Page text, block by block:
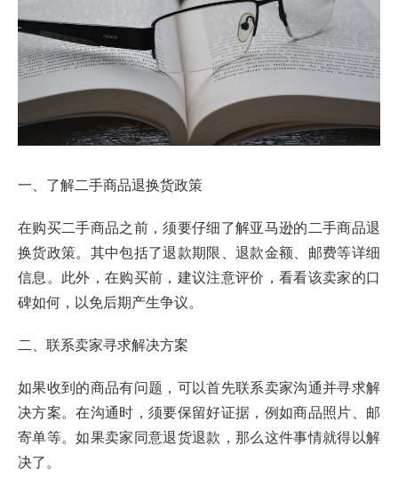
一、了解二手商品退换货政策
在购买二手商品之前，须要仔细了解亚马逊的二手商品退
换货政策。其中包括了退款期限、退款金额、邮费等详细
信息。此外，在购买前，建议注意评价，看看该卖家的口
碑如何，以免后期产生争议。
二、联系卖家寻求解决方案
如果收到的商品有问题，可以首先联系卖家沟通并寻求解
决方案。在沟通时，须要保留好证据，例如商品照片、邮
寄单等。如果卖家同意退货退款，那么这件事情就得以解
决了。